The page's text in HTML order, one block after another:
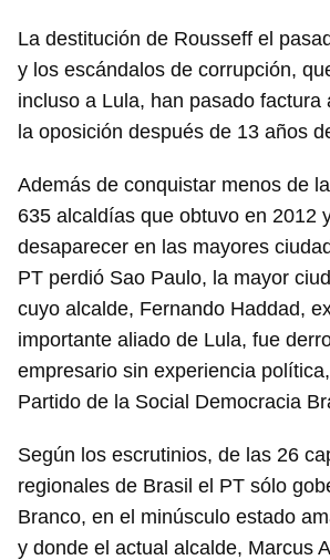
La destitución de Rousseff el
y los escándalos de corrupción,
incluso a Lula, han pasado factura
la oposición después de 13 años
Además de conquistar menos de
635 alcaldías que obtuvo en 2012
desaparecer en las mayores
PT perdió Sao Paulo, la mayor
cuyo alcalde, Fernando Haddad,
importante aliado de Lula, fue
empresario sin experiencia
Partido de la Social Democracia
Según los escrutinios, de las 26
regionales de Brasil el PT sólo
Branco, en el minúsculo estado
y donde el actual alcalde, Marcus